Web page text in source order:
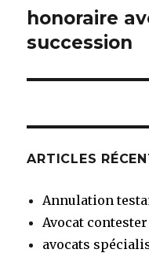
Article
suivant :
honoraire
succession
ARTICLES
Annulation
Avocat
avocats